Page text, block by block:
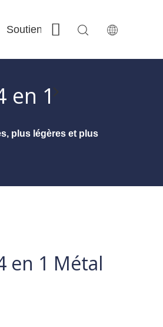
Soutien Contactez-nous
en 1
plus légères et plus
en 1 Métal